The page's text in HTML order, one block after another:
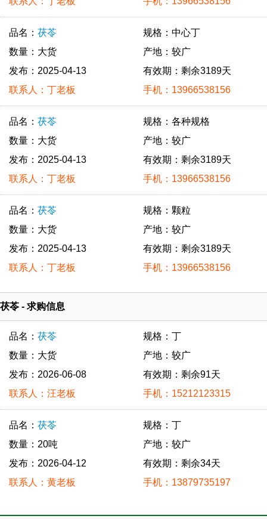
品名： 茯苓
数量：大货
发布：2025-04-13
联系人：丁老板
规格：中心丁
产地：较广
有效期：剩余3189天
手机：13966538156
品名： 茯苓
数量：大货
发布：2025-04-13
联系人：丁老板
规格：各种规格
产地：较广
有效期：剩余3189天
手机：13966538156
品名： 茯苓
数量：大货
发布：2025-04-13
联系人：丁老板
规格：颗粒
产地：较广
有效期：剩余3189天
手机：13966538156
茯苓 - 求购信息
品名： 茯苓
数量：大货
发布：2026-06-08
联系人：汪老板
规格：丁
产地：较广
有效期：剩余91天
手机：15212123315
品名： 茯苓
数量：20吨
发布：2026-04-12
联系人：黄老板
规格：丁
产地：较广
有效期：剩余34天
手机：13879735197